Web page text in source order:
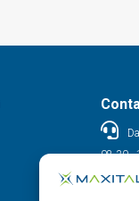
08.30 -